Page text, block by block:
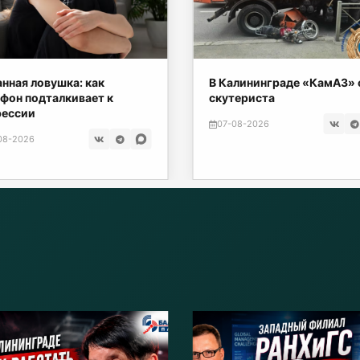
ловушка: как
подталкивает к
2026
В Калининграде «КамАЗ»
скутериста
07-08-2026